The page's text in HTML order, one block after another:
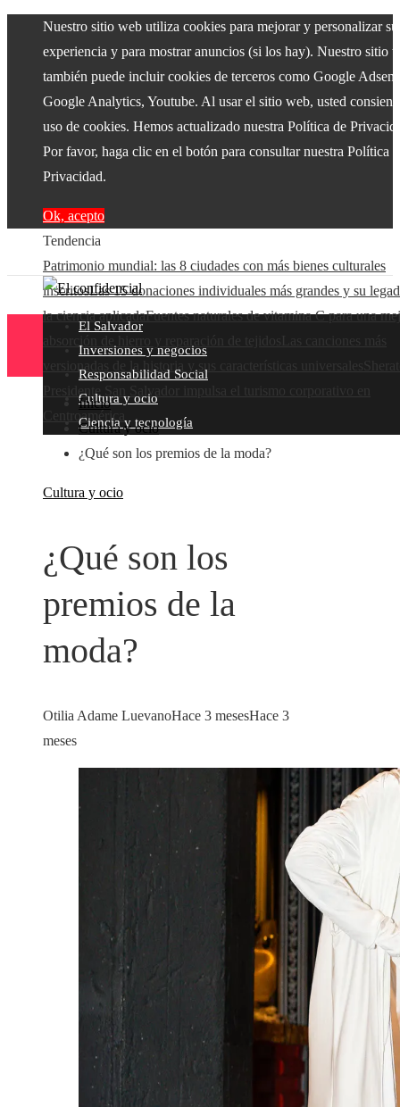
Nuestro sitio web utiliza cookies para mejorar y personalizar su
experiencia y para mostrar anuncios (si los hay). Nuestro sitio
también puede incluir cookies de terceros como Google
Google Analytics, Youtube. Al usar el sitio web, usted
uso de cookies. Hemos actualizado nuestra Política de
Por favor, haga clic en el botón para consultar nuestra Política
Privacidad.
Ok, acepto
Tendencia
Patrimonio mundial: las 8 ciudades con más bienes culturales
inscritosLas 15 donaciones individuales más grandes y su
la ciencia aplicadaFuentes naturales de vitamina C para una
Presidente San Salvador impulsa el turismo corporativo en
Centroamérica
El Salvador
Inversiones y negocios
Responsabilidad Social
Cultura y ocio
Ciencia y tecnología
Inicio
Cultura y ocio
¿Qué son los premios de la moda?
Cultura y ocio
¿Qué son los
premios de la
moda?
Otilia Adame LuevanoHace 3 mesesHace 3
meses